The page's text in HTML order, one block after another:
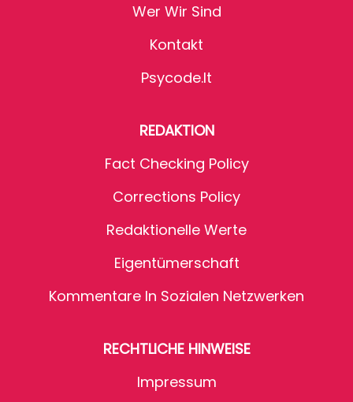
Wer Wir Sind
Kontakt
Psycode.it
REDAKTION
Fact Checking Policy
Corrections Policy
Redaktionelle Werte
Eigentümerschaft
Kommentare In Sozialen Netzwerken
RECHTLICHE HINWEISE
Impressum